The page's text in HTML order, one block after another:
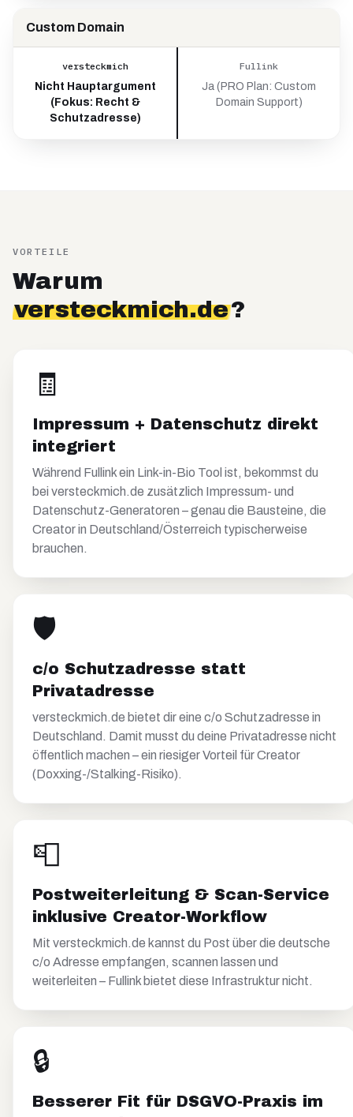
Custom Domain
versteckmich
Nicht Hauptargument
(Fokus: Recht &
Schutzadresse)
Fullink
Ja (PRO Plan: Custom
Domain Support)
VORTEILE
Warum
versteckmich.de?
🧾
Impressum + Datenschutz direkt
integriert
Während Fullink ein Link-in-Bio Tool ist, bekommst du
bei versteckmich.de zusätzlich Impressum- und
Datenschutz-Generatoren – genau die Bausteine, die
Creator in Deutschland/Österreich typischerweise
brauchen.
🛡️
c/o Schutzadresse statt
Privatadresse
versteckmich.de bietet dir eine c/o Schutzadresse in
Deutschland. Damit musst du deine Privatadresse nicht
öffentlich machen – ein riesiger Vorteil für Creator
(Doxxing-/Stalking-Risiko).
📮
Postweiterleitung & Scan-Service
inklusive Creator-Workflow
Mit versteckmich.de kannst du Post über die deutsche
c/o Adresse empfangen, scannen lassen und
weiterleiten – Fullink bietet diese Infrastruktur nicht.
🔒
Besserer Fit für DSGVO-Praxis im